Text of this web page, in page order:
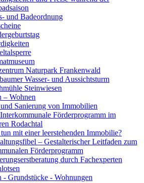
und Badeordnung
Naturpark Frankenwald
Wasser- und Aussichtsturm
Steinwiesen
– Wohnen
Sanierung von Immobilien
Förderprogramm im
Rodachtal
mit einer leerstehenden Immobilie?
– Gestalterischer Leitfaden zum
Förderprogramm
durch Fachexperten
- Grundstücke - Wohnungen